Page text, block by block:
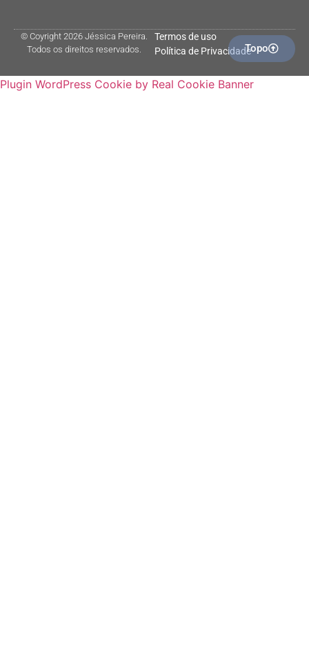
© Coyright 2026 Jéssica Pereira.
Todos os direitos reservados.
Termos de uso
Política de PrivacidadeTopo
Plugin WordPress Cookie by Real Cookie Banner